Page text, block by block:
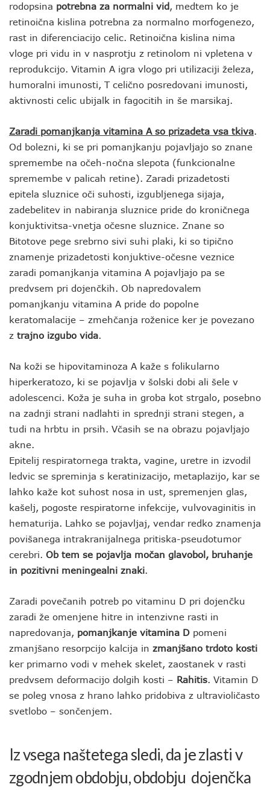
rodopsina potrebna za normalni vid , medtem ko je
retinoična kislina potrebna za normalno morfogenezo,
rast in diferenciacijo celic. Retinoična kislina nima
vloge pri vidu in v nasprotju z retinolom ni vpletena v
reprodukcijo. Vitamin A igra vlogo pri utilizaciji železa,
humoralni imunosti, T celično posredovani imunosti,
aktivnosti celic ubijalk in fagocitih in še marsikaj.
Zaradi pomanjkanja vitamina A so prizadeta vsa tkiva.
Od bolezni, ki se pri pomanjkanju pojavljajo so znane
spremembe na očeh-nočna slepota (funkcionalne
spremembe v palicah retine). Zaradi prizadetosti
epitela sluznice oči suhosti, izgubljenega sijaja,
zadebelitev in nabiranja sluznice pride do kroničnega
konjuktivitsa-vnetja očesne sluznice. Znane so
Bitotove pege srebrno sivi suhi plaki, ki so tipično
znamenje prizadetosti konjuktive-očesne veznice
zaradi pomanjkanja vitamina A pojavljajo pa se
predvsem pri dojenčkih. Ob napredovalem
pomanjkanju vitamina A pride do popolne
keratomalacije – zmehčanja roženice ker je povezano
z trajno izgubo vida.
Na koži se hipovitaminoza A kaže s folikularno
hiperkeratozo, ki se pojavlja v šolski dobi ali šele v
adolescenci. Koža je suha in groba kot strgalo, posebno
na zadnji strani nadlahti in sprednji strani stegen, a
tudi na hrbtu in prsih. Včasih se na obrazu pojavljajo
akne.
Epitelij respiratornega trakta, vagine, uretre in izvodil
ledvic se spreminja s keratinizacijo, metaplazijo, kar se
lahko kaže kot suhost nosa in ust, spremenjen glas,
kašelj, pogoste respiratorne infekcije, vulvovaginitis in
hematurija. Lahko se pojavljaj, vendar redko znamenja
povišanega intrakranijalnega pritiska-pseudotumor
cerebri. Ob tem se pojavlja močan glavobol, bruhanje
in pozitivni meningealni znaki.
Zaradi povečanih potreb po vitaminu D pri dojenčku
zaradi že omenjene hitre in intenzivne rasti in
napredovanja, pomanjkanje vitamina D pomeni
zmanjšano resorpcijo kalcija in zmanjšano trdoto kosti
ker primarno vodi v mehek skelet, zaostanek v rasti
predvsem deformacijo dolgih kosti – Rahitis. Vitamin D
se poleg vnosa z hrano lahko pridobiva z ultravioličasto
svetlobo – sončenjem.
Iz vsega naštetega sledi, da je zlasti v
zgodnjem obdobju, obdobju dojenčka